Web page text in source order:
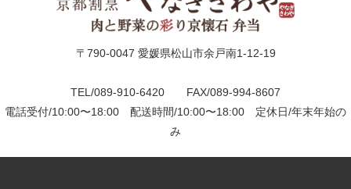
事・
九
〒790-0047 愛媛県松山市余戸南1-12-19
TEL/089-910-6420 FAX/089-994-8607
電話受付/10:00〜18:00 配送時間/10:00〜18:00 定休日/年末年始の
み